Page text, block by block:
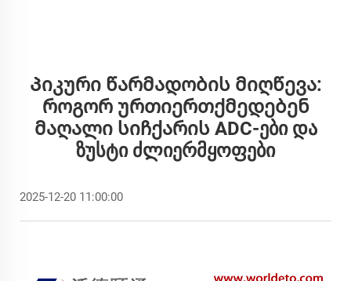
Პიკური Წარმადობის Მიღწევა:
Როგორ Ურთიერთქმედებენ
Მაღალი Სიჩქარის ADC-Ები Და
Ზუსტი Ძლიერმყოფები
2025-12-20 11:00:00